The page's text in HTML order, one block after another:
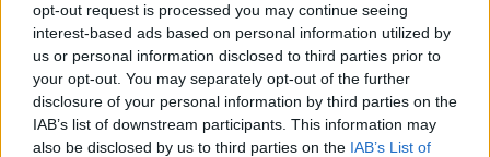
opt-out request is processed you may continue seeing
interest-based ads based on personal information utilized by
us or personal information disclosed to third parties prior to
your opt-out. You may separately opt-out of the further
disclosure of your personal information by third parties on the
IAB’s list of downstream participants. This information may
also be disclosed by us to third parties on the IAB’s List of